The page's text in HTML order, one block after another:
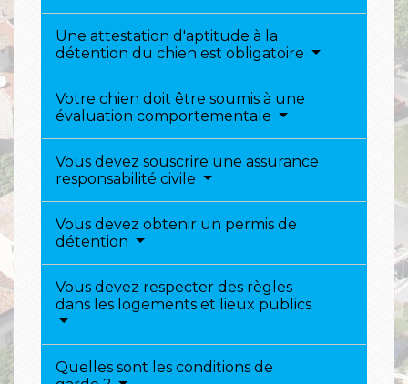
Une attestation d'aptitude à la
détention du chien est obligatoire
Votre chien doit être soumis à une
évaluation comportementale
Vous devez souscrire une assurance
responsabilité civile
Vous devez obtenir un permis de
détention
Vous devez respecter des règles
dans les logements et lieux publics
Quelles sont les conditions de